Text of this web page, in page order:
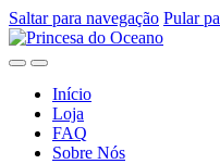
Saltar para navegação Pular
Início
Loja
FAQ
Sobre Nós